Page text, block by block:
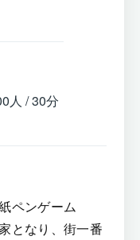
人 / 30分
ペンゲーム
となり、街一番